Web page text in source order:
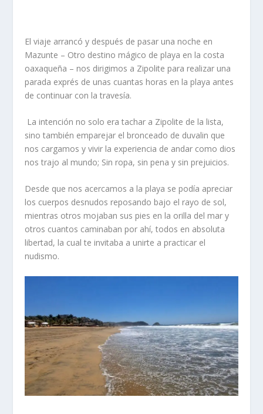
El viaje arrancó y después de pasar una noche en
Mazunte – Otro destino mágico de playa en la costa
oaxaqueña – nos dirigimos a Zipolite para realizar una
parada exprés de unas cuantas horas en la playa antes
de continuar con la travesía.
La intención no solo era tachar a Zipolite de la lista,
sino también emparejar el bronceado de duvalin que
nos cargamos y vivir la experiencia de andar como dios
nos trajo al mundo; Sin ropa, sin pena y sin prejuicios.
Desde que nos acercamos a la playa se podía apreciar
los cuerpos desnudos reposando bajo el rayo de sol,
mientras otros mojaban sus pies en la orilla del mar y
otros cuantos caminaban por ahí, todos en absoluta
libertad, la cual te invitaba a unirte a practicar el
nudismo.